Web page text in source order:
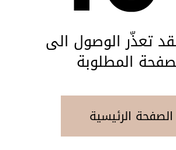
تعذّر الوصول الى
المطلوبة
الصفحة الرئيسية